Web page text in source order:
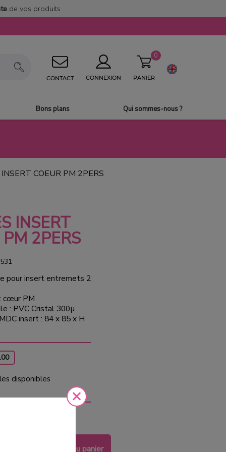
de vos produits
CONTACT CONNEXION PANIER
0
Bons plans Qui sommes-nous ?
COEUR PM 2PERS
INSERT
2PERS
pour insert entremets 2
cœur PM
: PVC Cristal 300µ
insert : 84 x 85 x H
disponibles
Ajouter au panier